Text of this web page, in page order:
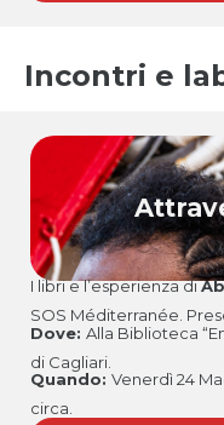
Incontri e
I libri e l’esperienza di
SOS Méditerranée.
Dove: Alla Biblioteca
di Cagliari.
Quando: Venerdì 24
circa.